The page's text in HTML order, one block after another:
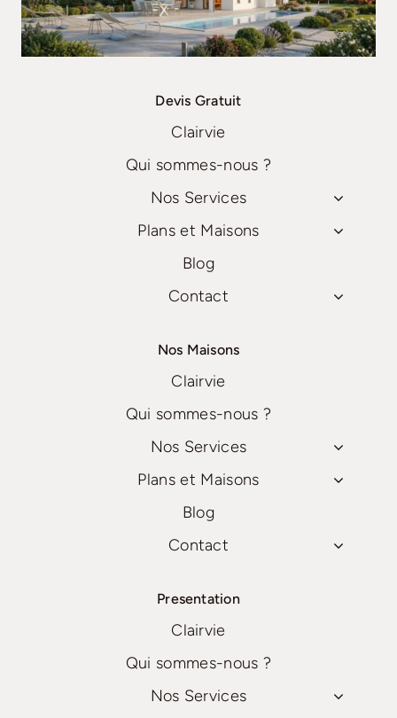
Devis Gratuit
Clairvie
Qui sommes-nous ?
Nos Services
Plans et Maisons
Blog
Contact
Nos Maisons
Clairvie
Qui sommes-nous ?
Nos Services
Plans et Maisons
Blog
Contact
Presentation
Clairvie
Qui sommes-nous ?
Nos Services